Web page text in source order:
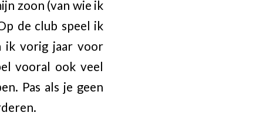
zoon (van wie ik
de club speel ik
ik vorig jaar voor
vooral ook veel
Pas als je geen